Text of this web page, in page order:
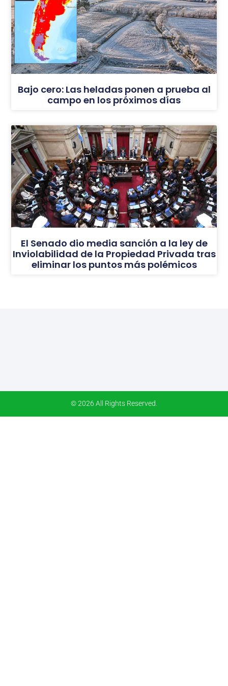
Bajo cero: Las heladas ponen a prueba al
campo en los próximos días
El Senado dio media sanción a la ley de
Inviolabilidad de la Propiedad Privada tras
eliminar los puntos más polémicos
© 2026 All Rights Reserved.